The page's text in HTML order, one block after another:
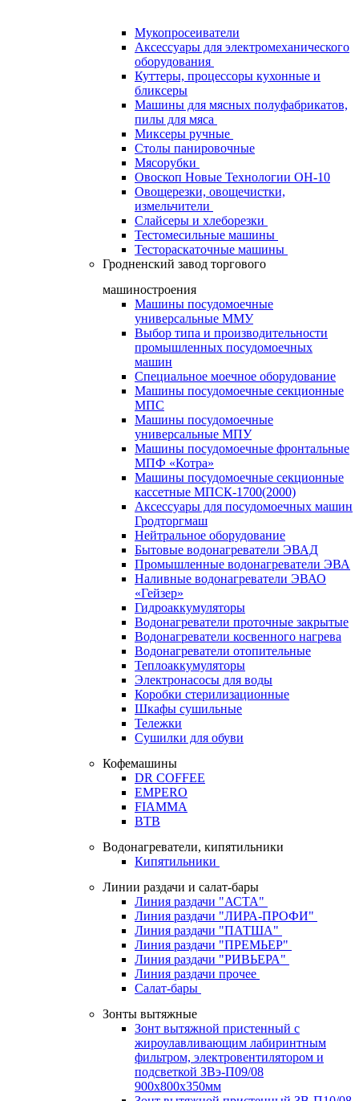
Мукопросеиватели
Аксессуары для электромеханического
оборудования
Куттеры, процессоры кухонные и
бликсеры
Машины для мясных полуфабрикатов,
пилы для мяса
Миксеры ручные
Столы панировочные
Мясорубки
Овоскоп Новые Технологии ОН-10
Овощерезки, овощечистки,
измельчители
Слайсеры и хлеборезки
Тестомесильные машины
Тестораскаточные машины
Гродненский завод торгового
машиностроения
Машины посудомоечные
универсальные ММУ
Выбор типа и производительности
промышленных посудомоечных
машин
Специальное моечное оборудование
Машины посудомоечные секционные
МПС
Машины посудомоечные
универсальные МПУ
Машины посудомоечные фронтальные
МПФ «Котра»
Машины посудомоечные секционные
кассетные МПСК-1700(2000)
Аксессуары для посудомоечных машин
Гродторгмаш
Нейтральное оборудование
Бытовые водонагреватели ЭВАД
Промышленные водонагреватели ЭВА
Наливные водонагреватели ЭВАО
«Гейзер»
Гидроаккумуляторы
Водонагреватели проточные закрытые
Водонагреватели косвенного нагрева
Водонагреватели отопительные
Теплоаккумуляторы
Электронасосы для воды
Коробки стерилизационные
Шкафы сушильные
Тележки
Сушилки для обуви
Кофемашины
DR COFFEE
EMPERO
FIAMMA
BTB
Водонагреватели, кипятильники
Кипятильники
Линии раздачи и салат-бары
Линия раздачи "АСТА"
Линия раздачи "ЛИРА-ПРОФИ"
Линия раздачи "ПАТША"
Линия раздачи "ПРЕМЬЕР"
Линия раздачи "РИВЬЕРА"
Линия раздачи прочее
Салат-бары
Зонты вытяжные
Зонт вытяжной пристенный с
жироулавливающим лабиринтным
фильтром, электровентилятором и
подсветкой ЗВэ-П09/08
900х800х350мм